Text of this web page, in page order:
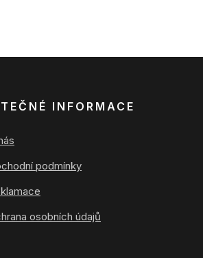
INFORMACE
podmínky
osobních údajů